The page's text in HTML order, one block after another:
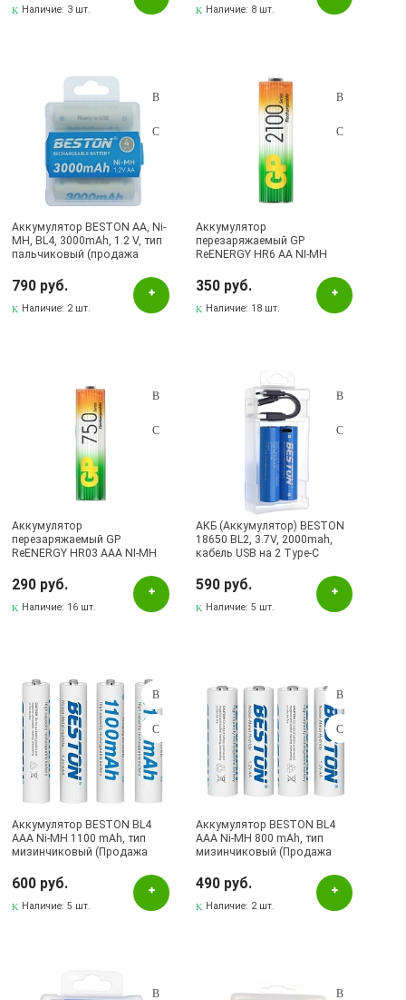
Наличие: 3 шт. Наличие: 8 шт.
Аккумулятор BESTON AA, Ni-
MH, BL4, 3000mAh, 1.2 V, тип
пальчиковый (продажа
790 руб.
Наличие: 2 шт.
Аккумулятор
перезаряжаемый GP
ReENERGY HR6 AA NI-MH
350 руб.
Наличие: 18 шт.
Аккумулятор
перезаряжаемый GP
ReENERGY HR03 AAA NI-MH
290 руб.
Наличие: 16 шт.
АКБ (Аккумулятор) BESTON
18650 BL2, 3.7V, 2000mah,
кабель USB на 2 Type-C
590 руб.
Наличие:5 шт.
Аккумулятор BESTON BL4
AAA Ni-MH 1100 mAh, тип
мизинчиковый (Продажа
600 руб.
Наличие:5 шт.
Аккумулятор BESTON BL4
AAA Ni-MH 800 mAh, тип
мизинчиковый (Продажа
490 руб.
Наличие: 2 шт.